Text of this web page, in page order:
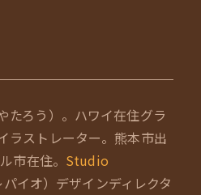
たろう）。ハワイ在住グラ
ラストレーター。熊本市出
市在住。 Studio
パイオ）デザインディレクタ